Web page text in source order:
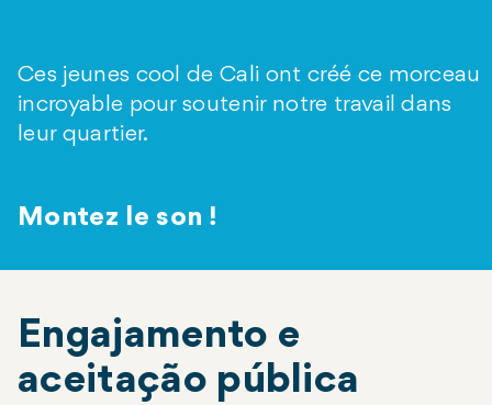
Ces jeunes cool de Cali ont créé ce morceau
incroyable pour soutenir notre travail dans
leur quartier.
Montez le son !
Engajamento e
aceitação pública